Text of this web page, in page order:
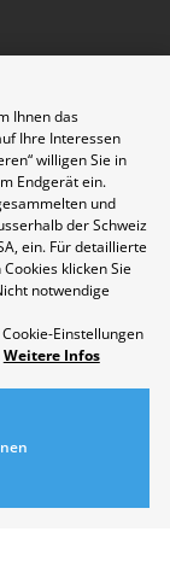
Ihnen das
Ihre Interessen
willigen Sie in
Endgerät ein.
und
der Schweiz
ein. Für detaillierte
klicken Sie
notwendige
Einstellungen
Weitere Infos